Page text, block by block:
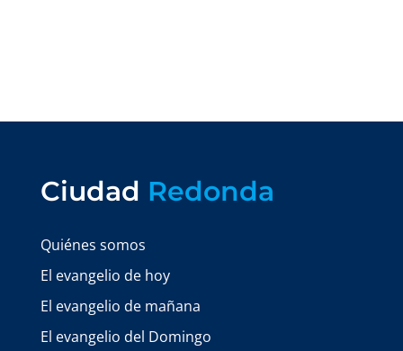
Ciudad Redonda
Quiénes somos
El evangelio de hoy
El evangelio de mañana
El evangelio del Domingo